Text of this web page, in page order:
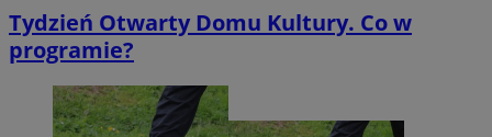
Tydzień Otwarty Domu Kultury. Co w
programie?